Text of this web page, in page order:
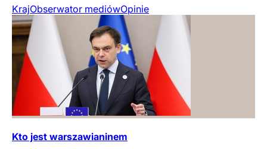
KrajObserwator mediówOpinie
Kto jest warszawianinem